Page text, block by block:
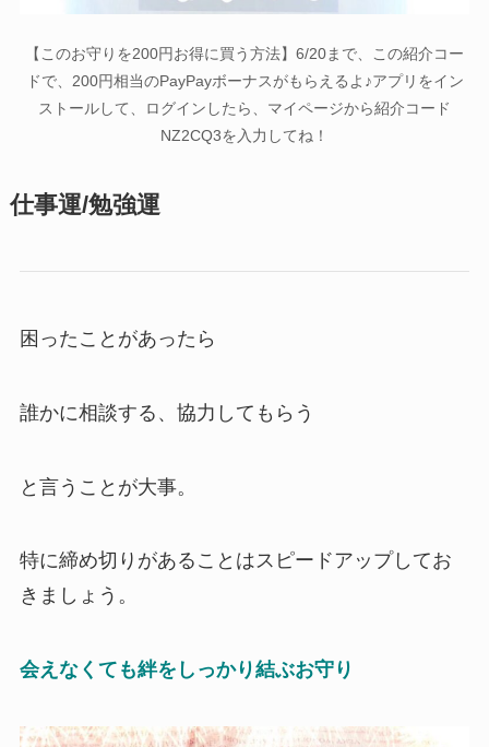
【このお守りを200円お得に買う方法】6/20まで、この紹介コー
ドで、200円相当のPayPayボーナスがもらえるよ♪アプリをイン
ストールして、ログインしたら、マイページから紹介コード
NZ2CQ3を入力してね！
仕事運/勉強運
困ったことがあったら
誰かに相談する、協力してもらう
と言うことが大事。
特に締め切りがあることはスピードアップしてお
きましょう。
会えなくても絆をしっかり結ぶお守り